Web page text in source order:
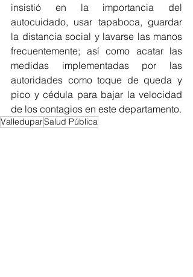
insistió en la importancia del
autocuidado, usar tapaboca, guardar
la distancia social y lavarse las manos
frecuentemente; así como acatar las
medidas implementadas por las
autoridades como toque de queda y
pico y cédula para bajar la velocidad
de los contagios en este departamento.
ValleduparSalud Pública